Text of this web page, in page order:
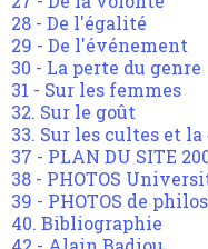
28 - De l'égalité
29 - De l'événement
30 - La perte du genre
31 - Sur les femmes
32. Sur le goût
33. Sur les cultes et
37 - PLAN DU SITE
38 - PHOTOS
39 - PHOTOS de
40. Bibliographie